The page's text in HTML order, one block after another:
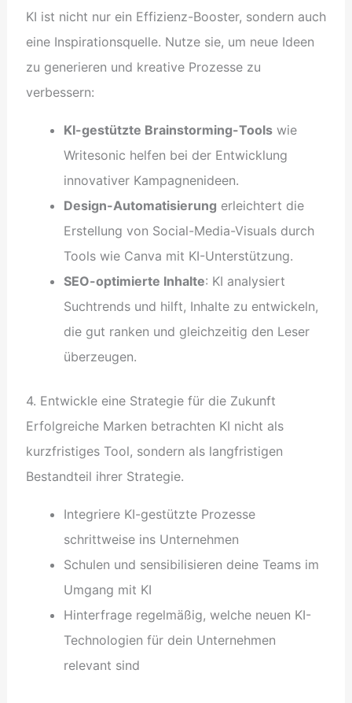
KI ist nicht nur ein Effizienz-Booster, sondern auch
eine Inspirationsquelle. Nutze sie, um neue Ideen
zu generieren und kreative Prozesse zu
verbessern:
KI-gestützte Brainstorming-Toolswie
Writesonic helfen bei der Entwicklung
innovativer Kampagnenideen.
Design-Automatisierung erleichtert die
Erstellung von Social-Media-Visuals durch
Tools wie Canva mit KI-Unterstützung.
SEO-optimierte Inhalte: KI analysiert
Suchtrends und hilft, Inhalte zu entwickeln,
die gut ranken und gleichzeitig den Leser
überzeugen.
4. Entwickle eine Strategie für die Zukunft
Erfolgreiche Marken betrachten KI nicht als
kurzfristiges Tool, sondern als langfristigen
Bestandteil ihrer Strategie.
Integriere KI-gestützte Prozesse
schrittweise ins Unternehmen
Schulen und sensibilisieren deine Teams im
Umgang mit KI
Hinterfrage regelmäßig, welche neuen KI-
Technologien für dein Unternehmen
relevant sind